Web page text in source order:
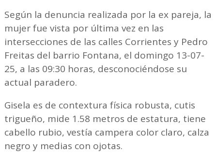
Según la denuncia realizada por la ex pareja, la
mujer fue vista por última vez en las
intersecciones de las calles Corrientes y Pedro
Freitas del barrio Fontana, el domingo 13-07-
25, a las 09:30 horas, desconociéndose su
actual paradero.
Gisela es de contextura física robusta, cutis
trigueño, mide 1.58 metros de estatura, tiene
cabello rubio, vestía campera color claro, calza
negro y medias con ojotas.